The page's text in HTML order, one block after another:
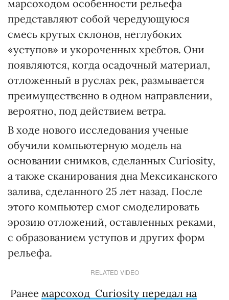
марсоходом особенности рельефа
представляют собой чередующуюся
смесь крутых склонов, неглубоких
«уступов» и укороченных хребтов. Они
появляются, когда осадочный материал,
отложенный в руслах рек, размывается
преимущественно в одном направлении,
вероятно, под действием ветра.
В ходе нового исследования ученые
обучили компьютерную модель на
основании снимков, сделанных Curiosity,
а также сканирования дна Мексиканского
залива, сделанного 25 лет назад. После
этого компьютер смог смоделировать
эрозию отложений, оставленных реками,
с образованием уступов и других форм
рельефа.
RELATED VIDEO
Ранее марсоход Curiosity передал на